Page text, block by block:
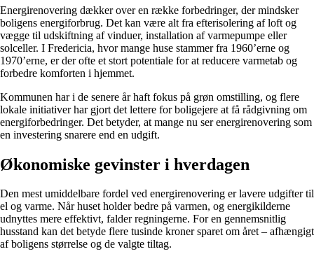
Energirenovering dækker over en række forbedringer, der mindsker
boligens energiforbrug. Det kan være alt fra efterisolering af loft og
vægge til udskiftning af vinduer, installation af varmepumpe eller
solceller. I Fredericia, hvor mange huse stammer fra 1960’erne og
1970’erne, er der ofte et stort potentiale for at reducere varmetab og
forbedre komforten i hjemmet.
Kommunen har i de senere år haft fokus på grøn omstilling, og flere
lokale initiativer har gjort det lettere for boligejere at få rådgivning om
energiforbedringer. Det betyder, at mange nu ser energirenovering som
en investering snarere end en udgift.
Økonomiske gevinster i hverdagen
Den mest umiddelbare fordel ved energirenovering er lavere udgifter til
el og varme. Når huset holder bedre på varmen, og energikilderne
udnyttes mere effektivt, falder regningerne. For en gennemsnitlig
husstand kan det betyde flere tusinde kroner sparet om året – afhængigt
af boligens størrelse og de valgte tiltag.